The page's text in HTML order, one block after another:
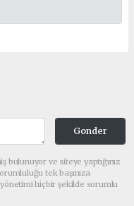
Gonder
bulunuyor ve siteye yaptığınız
tek başınıza
hiçbir şekilde sorumlu